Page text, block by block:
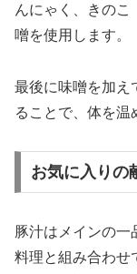
んにゃく、きのこ
噌を使用します。
最後に味噌を加え
ることで、体を温
お気に入りの
豚汁はメインの一
料理と組み合わせ